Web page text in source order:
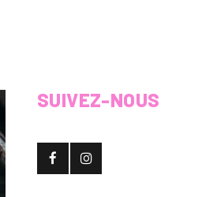
SUIVEZ-NOUS